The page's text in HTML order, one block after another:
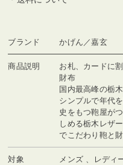
ブランド かげん／嘉玄
商品説明
お札、カードに
財布
国内最高峰の栃
シンプルで年代
史をもつ鞄屋が
しめる栃木レザ
でこだわり鞄と
対象 メンズ 、レディ